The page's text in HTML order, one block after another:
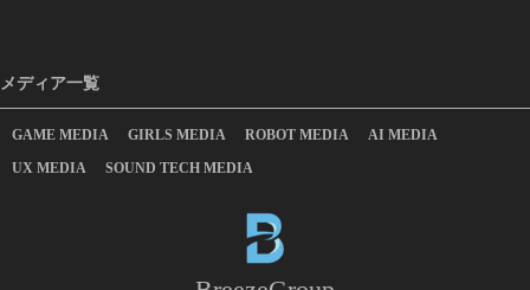
メディア一覧
GAME MEDIA GIRLS MEDIA ROBOT MEDIA
AI MEDIA
UX MEDIA
SOUND TECH MEDIA